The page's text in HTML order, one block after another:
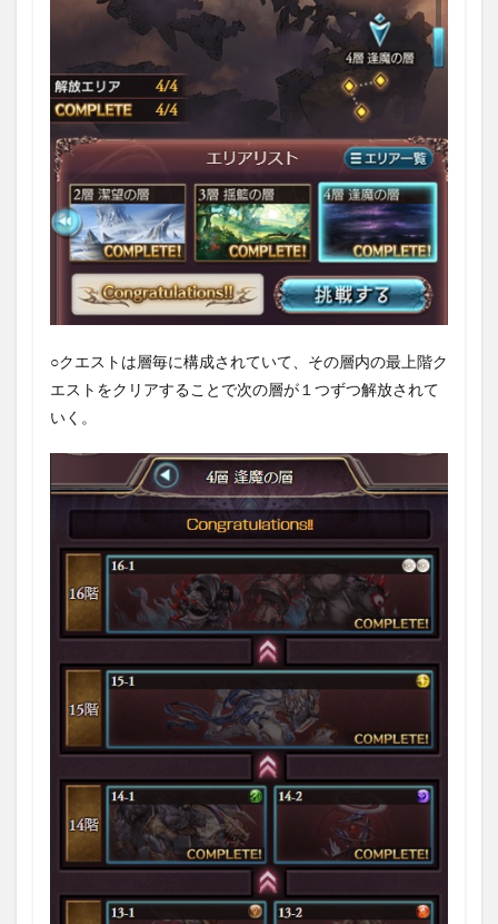
1.2
ン報
酬
1.3
使用
した
編成
1.3.1
①火マ
グナ編
成
1.3.2
グナ編
成
グナ編
1.3.4
④光マ
グナ編
成
1.3.5
⑤闇マ
成
1.4
エス
略
1.4.1
13階
（13-
2）
○クエストは層毎に構成されていて、その層内の最上階ク
エストをクリアすることで次の層が１つずつ解放されて
いく。